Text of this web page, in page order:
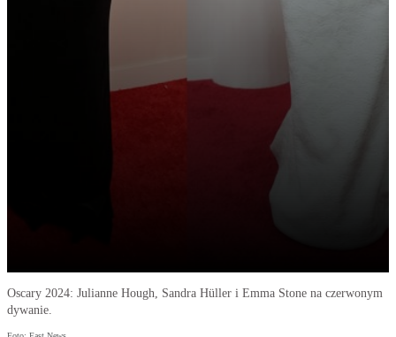
Oscary 2024: Julianne Hough, Sandra Hüller i Emma Stone na czerwonym
dywanie.